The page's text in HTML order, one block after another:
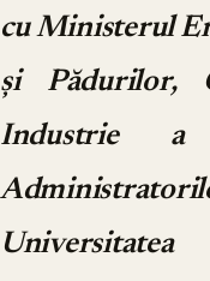
cu Ministerul
și Pădurilor,
Industrie a